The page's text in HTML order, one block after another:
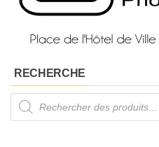
RECHERCHE
Products
search